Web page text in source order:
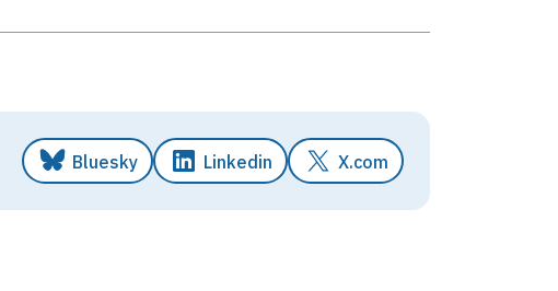
Bluesky Linkedin X.com